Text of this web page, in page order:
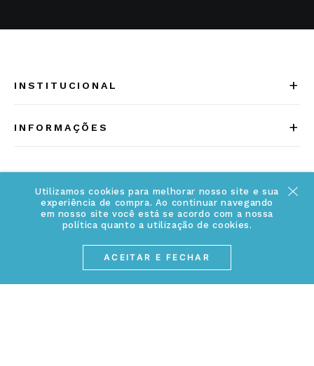
Utilizamos cookies para melhorar nosso site e sua
experiência de compra. Ao continuar navegando
em nosso site você está se acordo com a nossa
política quanto a utilização de cookies.
ACEITAR E FECHAR
INSTITUCIONAL +
Conheça a linha MVNDOS
INFORMAÇÕES +
Política de Privacidade
ATENDIMENTO
(17) 3234-2299
contato.mvndos@webjoias.com.br